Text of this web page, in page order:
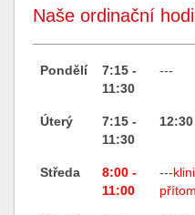
Naše ordinační
Pondělí
7:15 -
11:30
---
Úterý
7:15 -
11:30
Středa
8:00 -
11:00
---